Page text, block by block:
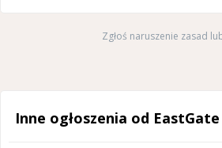
Zgłoś naruszenie zasad
Inne ogłoszenia od EastGate